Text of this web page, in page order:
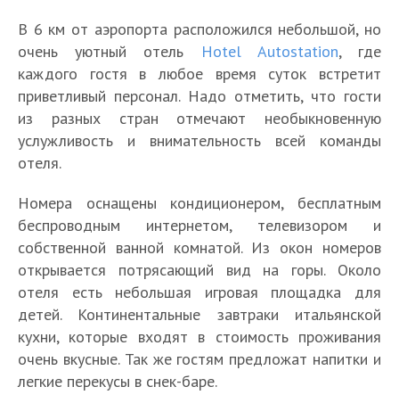
В 6 км от аэропорта расположился небольшой, но
очень уютный отель
Hotel Autostation, где
каждого гостя в любое время суток встретит
приветливый персонал. Надо отметить, что гости
из разных стран отмечают необыкновенную
услужливость и внимательность всей команды
отеля.
Номера оснащены кондиционером, бесплатным
беспроводным интернетом, телевизором и
собственной ванной комнатой. Из окон номеров
открывается потрясающий вид на горы. Около
отеля есть небольшая игровая площадка для
детей. Континентальные завтраки итальянской
кухни, которые входят в стоимость проживания
очень вкусные. Так же гостям предложат напитки и
легкие перекусы в снек-баре.